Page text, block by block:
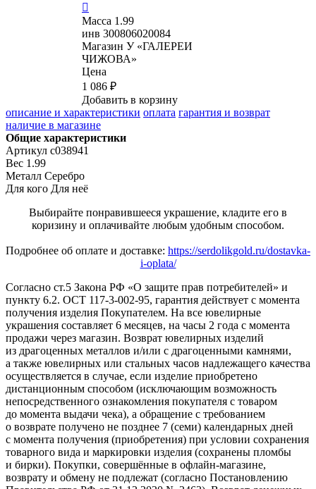

Масса 1.99
инв 300806020084
Магазин У «ГАЛЕРЕИ
ЧИЖОВА»
Цена
1 086 ₽
Добавить в корзину
описание и характеристики оплата гарантия и возврат
наличие в магазине
Общие характеристики
Артикул с038941
Вес 1.99
Металл Серебро
Для кого Для неё
Выбирайте понравившееся украшение, кладите его в
коризину и оплачивайте любым удобным способом.
Подробнее об оплате и доставке: https://serdolikgold.ru/dostavka-
i-oplata/
Согласно ст.5 Закона РФ «О защите прав потребителей» и
пункту 6.2. ОСТ 117-3-002-95, гарантия действует с момента
получения изделия Покупателем. На все ювелирные
украшения составляет 6 месяцев, на часы 2 года с момента
продажи через магазин. Возврат ювелирных изделий
из драгоценных металлов и/или с драгоценными камнями,
а также ювелирных или стальных часов надлежащего качества
осуществляется в случае, если изделие приобретено
дистанционным способом (исключающим возможность
непосредственного ознакомления покупателя с товаром
до момента выдачи чека), а обращение с требованием
о возврате получено не позднее 7 (семи) календарных дней
с момента получения (приобретения) при условии сохранения
товарного вида и маркировки изделия (сохранены пломбы
и бирки). Покупки, совершённые в офлайн-магазине,
возврату и обмену не подлежат (согласно Постановлению